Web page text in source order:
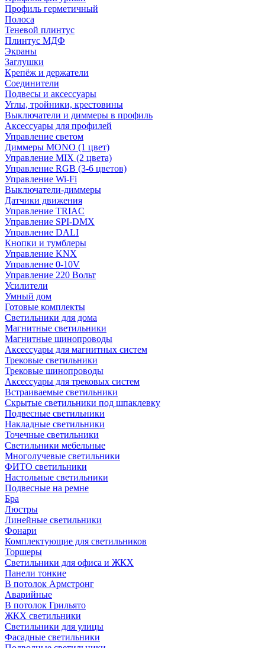
Профиль герметичный
Полоса
Теневой плинтус
Плинтус МДФ
Экраны
Заглушки
Крепёж и держатели
Соединители
Подвесы и аксессуары
Углы, тройники, крестовины
Выключатели и диммеры в профиль
Аксессуары для профилей
Управление светом
Диммеры MONO (1 цвет)
Управление MIX (2 цвета)
Управление RGB (3-6 цветов)
Управление Wi-Fi
Выключатели-диммеры
Датчики движения
Управление TRIAC
Управление SPI-DMX
Управление DALI
Кнопки и тумблеры
Управление KNX
Управление 0-10V
Управление 220 Вольт
Усилители
Умный дом
Готовые комплекты
Светильники для дома
Магнитные светильники
Магнитные шинопроводы
Аксессуары для магнитных систем
Трековые светильники
Трековые шинопроводы
Аксессуары для трековых систем
Встраиваемые светильники
Скрытые светильники под шпаклевку
Подвесные светильники
Накладные светильники
Точечные светильники
Светильники мебельные
Многолучевые светильники
ФИТО светильники
Настольные светильники
Подвесные на ремне
Бра
Люстры
Линейные светильники
Фонари
Комплектующие для светильников
Торшеры
Светильники для офиса и ЖКХ
Панели тонкие
В потолок Армстронг
Аварийные
В потолок Грильято
ЖКХ светильники
Светильники для улицы
Фасадные светильники